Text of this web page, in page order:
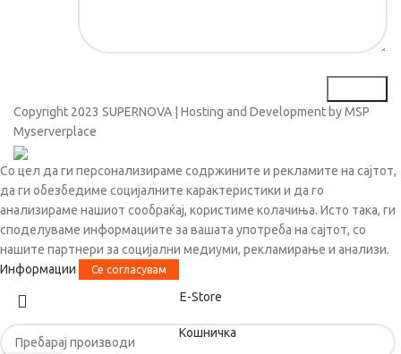
Copyright 2023 SUPERNOVA | Hosting and Development by MSP
Myserverplace
Со цел да ги персонализираме содржините и рекламите на сајтот,
да ги обезбедиме социјалните карактеристики и да го
анализираме нашиот сообраќај, користиме колачиња. Исто така, ги
споделуваме информациите за вашата употреба на сајтот, со
нашите партнери за социјални медиуми, рекламирање и анализи.
Информации
Се согласувам
Е-Store
Кошничка